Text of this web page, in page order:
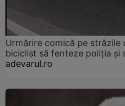
Urmărire comică pe străzile
biciclist să fenteze poliția și
adevarul.ro